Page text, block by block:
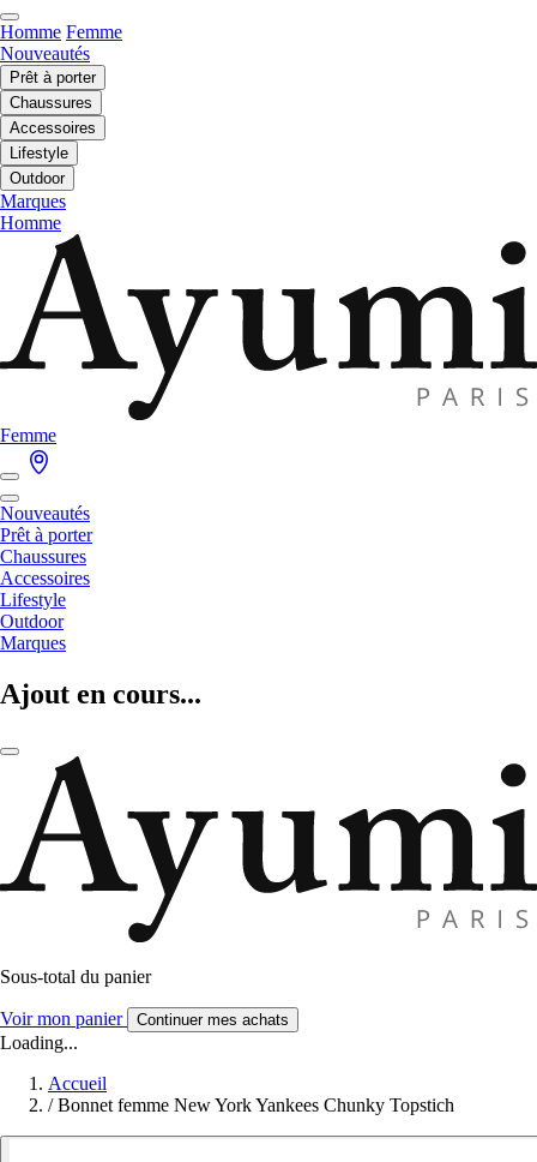
Homme Femme
Nouveautés
Prêt à porter
Chaussures
Accessoires
Lifestyle
Outdoor
Marques
Homme
Femme
Nouveautés
Prêt à porter
Chaussures
Accessoires
Lifestyle
Outdoor
Marques
Ajout en cours...
Sous-total du panier
Voir mon panier Continuer mes achats
Loading...
Accueil
/ Bonnet femme New York Yankees Chunky Topstich